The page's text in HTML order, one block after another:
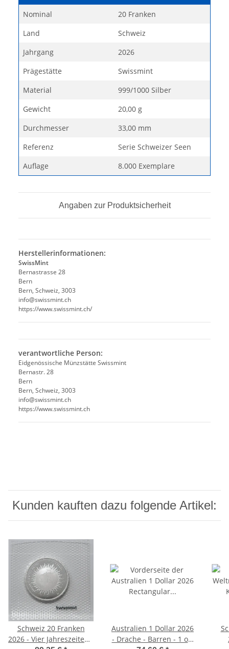
Nominal
20 Franken
Land
Schweiz
Jahrgang
2026
Prägestätte
Swissmint
Material
999/1000 Silber
Gewicht
20,00 g
Durchmesser
33,00 mm
Referenz
Serie Schweizer Seen
Auflage
8.000 Exemplare
Angaben zur Produktsicherheit
Herstellerinformationen:
SwissMint
Bernastrasse 28
Bern
Bern, Schweiz, 3003
info@swissmint.ch
https://www.swissmint.ch/
verantwortliche Person:
Eidgenössische Münzstätte Swissmint
Bernastr. 28
Bern
Bern, Schweiz, 3003
info@swissmint.ch
https://www.swissmint.ch
Kunden kauften dazu folgende Artikel:
Schweiz 20 Franken
2026 - Vier Jahreszeiten -
Australien 1 Dollar 2026
- Drache - Barren - 1 oz.